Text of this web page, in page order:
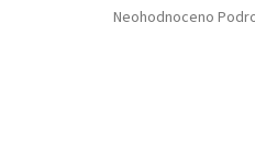
Průměrné
Neohodnoceno